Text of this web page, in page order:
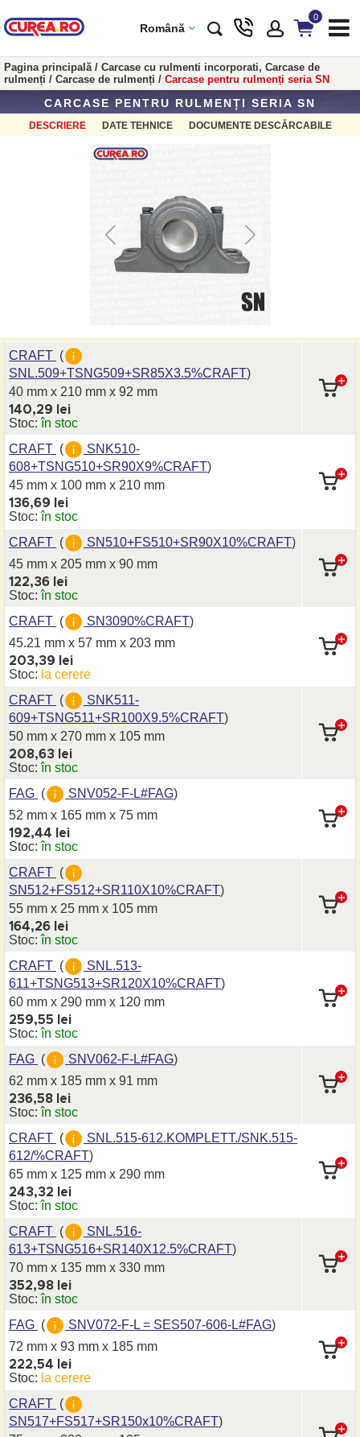
Română
0
Pagina principală/ Carcase cu rulmenti incorporati, Carcase de
rulmenți / Carcase de rulmenți / Carcase pentru rulmenți seria SN
CARCASE PENTRU RULMENȚI SERIA SN
DESCRIERE DATE TEHNICE DOCUMENTE DESCĂRCABILE
CRAFT (
SNL.509+TSNG509+SR85X3.5%CRAFT)
40 mm x 210 mm x 92 mm
140,29 lei
Stoc:în stoc
CRAFT (
SNK510-
608+TSNG510+SR90X9%CRAFT)
45 mm x 100 mm x 210 mm
136,69 lei
Stoc:în stoc
CRAFT ( SN510+FS510+SR90X10%CRAFT)
45 mm x 205 mm x 90 mm
122,36 lei
Stoc:în stoc
CRAFT ( SN3090%CRAFT)
45.21 mm x 57 mm x 203 mm
203,39 lei
Stoc: la cerere
CRAFT (
SNK511-
609+TSNG511+SR100X9.5%CRAFT)
50 mm x 270 mm x 105 mm
208,63 lei
Stoc:în stoc
FAG ( SNV052-F-L#FAG)
52 mm x 165 mm x 75 mm
192,44 lei
Stoc:în stoc
CRAFT (
SN512+FS512+SR110X10%CRAFT)
55 mm x 25 mm x 105 mm
164,26 lei
Stoc:în stoc
CRAFT (
SNL.513-
611+TSNG513+SR120X10%CRAFT)
60 mm x 290 mm x 120 mm
259,55 lei
Stoc:în stoc
FAG ( SNV062-F-L#FAG)
62 mm x 185 mm x 91 mm
236,58 lei
Stoc:în stoc
CRAFT (
SNL.515-612.KOMPLETT./SNK.515-
612/%CRAFT)
65 mm x 125 mm x 290 mm
243,32 lei
Stoc:în stoc
CRAFT (
SNL.516-
613+TSNG516+SR140X12.5%CRAFT)
70 mm x 135 mm x 330 mm
352,98 lei
Stoc:în stoc
FAG ( SNV072-F-L = SES507-606-L#FAG)
72 mm x 93 mm x 185 mm
222,54 lei
Stoc: la cerere
CRAFT (
SN517+FS517+SR150x10%CRAFT)